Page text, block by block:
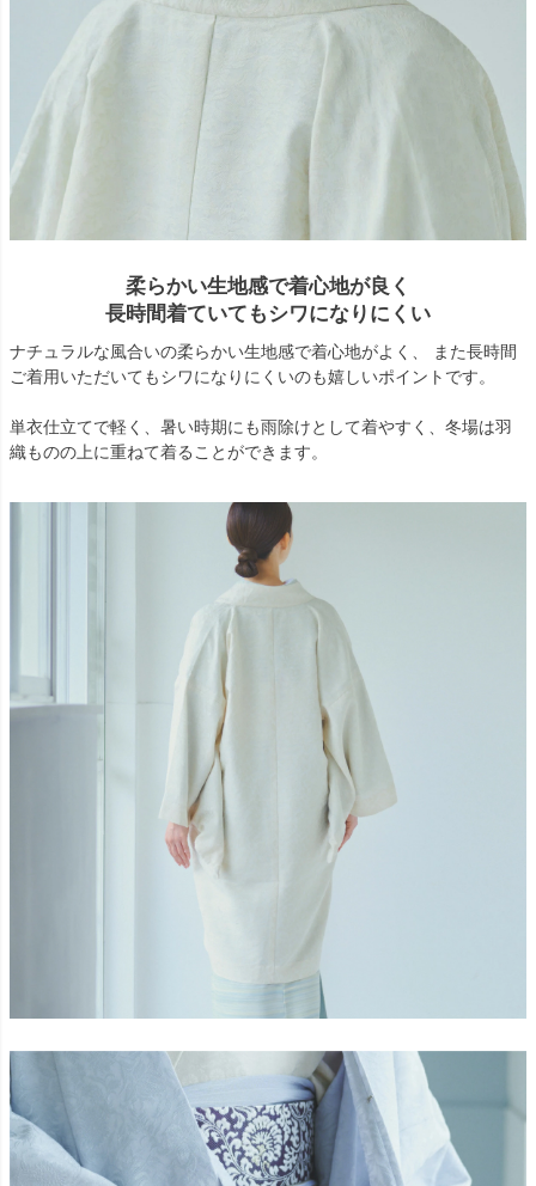
柔らかい生地感で着心地が良く
長時間着ていてもシワになりにくい
ナチュラルな風合いの柔らかい生地感で着心地がよく、 また長時間
ご着用いただいてもシワになりにくいのも嬉しいポイントです。
単衣仕立てで軽く、暑い時期にも雨除けとして着やすく、冬場は羽
織ものの上に重ねて着ることができます。